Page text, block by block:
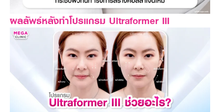
ผลลัพธ์หลังทำโปรแกรม Ultraformer III